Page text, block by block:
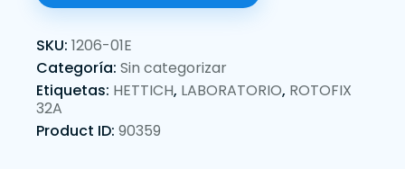
SKU: 1206-01E
Categoría: Sin categorizar
Etiquetas: HETTICH, LABORATORIO, ROTOFIX
32A
Product ID: 90359